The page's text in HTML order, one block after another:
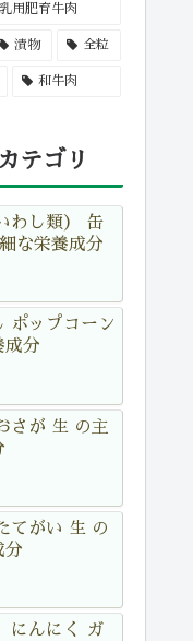
乳用肥育牛肉
漬物 全粒
和牛肉
テゴリ
わし類） 缶
な栄養成分
ポップコーン
成分
さが 生 の主
てがい 生 の
分
にんにく ガ